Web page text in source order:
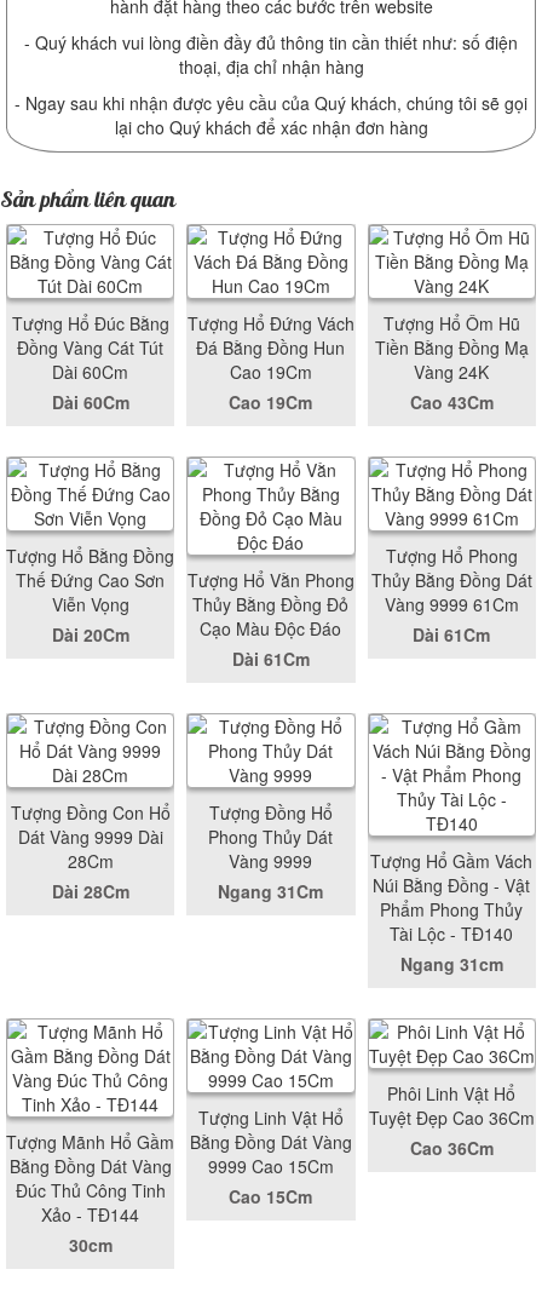
hành đặt hàng theo các bước trên website
- Quý khách vui lòng điền đầy đủ thông tin cần thiết như: số điện
thoại, địa chỉ nhận hàng
- Ngay sau khi nhận được yêu cầu của Quý khách, chúng tôi sẽ gọi
lại cho Quý khách để xác nhận đơn hàng
Sản phẩm liên quan
Tượng Hổ Đúc Bằng
Đồng Vàng Cát Tút
Dài 60Cm
Dài 60Cm
Tượng Hổ Đứng Vách
Đá Bằng Đồng Hun
Cao 19Cm
Cao 19Cm
Tượng Hổ Ôm Hũ
Tiền Bằng Đồng Mạ
Vàng 24K
Cao 43Cm
Tượng Hổ Bằng Đồng
Thế Đứng Cao Sơn
Viễn Vọng
Dài 20Cm
Tượng Hổ Vằn Phong
Thủy Bằng Đồng Đỏ
Cạo Màu Độc Đáo
Dài 61Cm
Tượng Hổ Phong
Thủy Bằng Đồng Dát
Vàng 9999 61Cm
Dài 61Cm
Tượng Đồng Con Hổ
Dát Vàng 9999 Dài
28Cm
Dài 28Cm
Tượng Đồng Hổ
Phong Thủy Dát
Vàng 9999
Ngang 31Cm
Tượng Hổ Gầm Vách
Núi Bằng Đồng - Vật
Phẩm Phong Thủy
Tài Lộc - TĐ140
Ngang 31cm
Tượng Mãnh Hổ Gầm
Bằng Đồng Dát Vàng
Đúc Thủ Công Tinh
Xảo - TĐ144
30cm
Tượng Linh Vật Hổ
Bằng Đồng Dát Vàng
9999 Cao 15Cm
Cao 15Cm
Phôi Linh Vật Hổ
Tuyệt Đẹp Cao 36Cm
Cao 36Cm